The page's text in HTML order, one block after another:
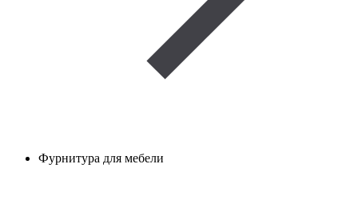
Фурнитура для мебели